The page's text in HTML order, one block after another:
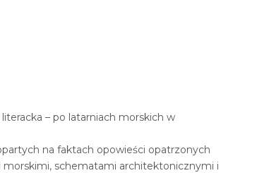
– po latarniach morskich w
na faktach opowieści opatrzonych
schematami architektonicznymi i